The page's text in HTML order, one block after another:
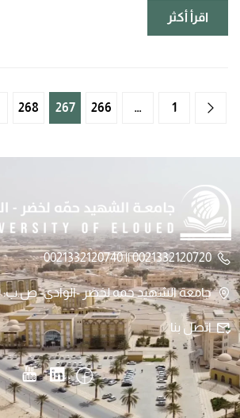
اقرأ أكثر
1
…
266
267
268
0021332120720 || 0021332120740
جامعة الشهيد حمه لخضر -الوادي- ص.ب: 789 الوادي الجزائر
اتصل بنا